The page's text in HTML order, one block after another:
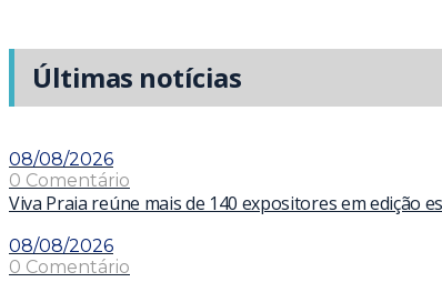
Últimas notícias
08/08/2026
0 Comentário
Viva Praia reúne mais de 140 expositores em edição
08/08/2026
0 Comentário